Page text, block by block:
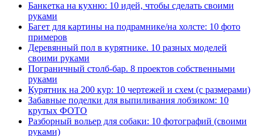
Банкетка на кухню: 10 идей, чтобы сделать своими
руками
Багет для картины на подрамнике/на холсте: 10 фото
примеров
Деревянный пол в курятнике. 10 разных моделей
своими руками
Пограничный столб-бар. 8 проектов собственными
руками
Курятник на 200 кур: 10 чертежей и схем (с размерами)
Забавные поделки для выпиливания лобзиком: 10
крутых ФОТО
Разборный вольер для собаки: 10 фотографий (своими
руками)